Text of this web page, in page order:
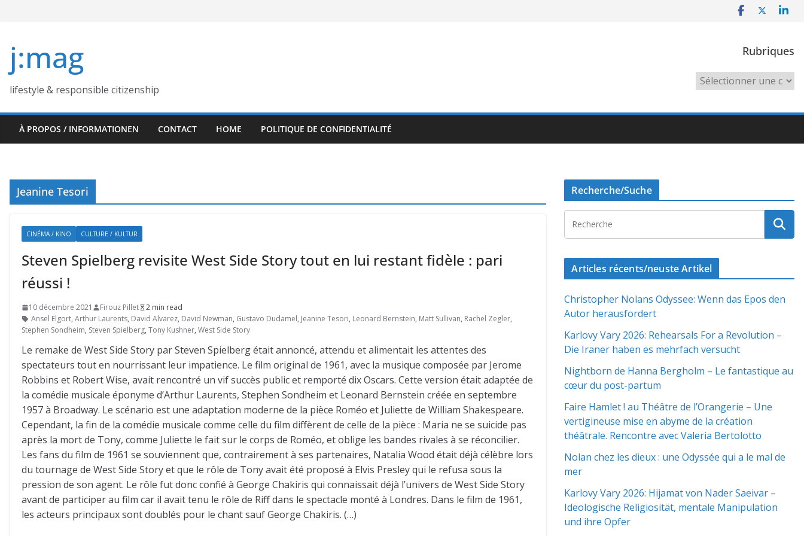
j:mag
lifestyle & responsible citizenship
Rubriques
Rubriques
À PROPOS / INFORMATIONEN CONTACT HOME POLITIQUE DE CONFIDENTIALITÉ
Jeanine Tesori
CINÉMA / KINO CULTURE / KULTUR
Steven Spielberg revisite West Side Story tout en lui restant fidèle : pari
réussi !
10 décembre 2021 Firouz Pillet
2 min read
Ansel Elgort, Arthur Laurents, David Alvarez, David Newman, Gustavo Dudamel, Jeanine Tesori, Leonard Bernstein, Matt Sullivan, Rachel Zegler,
Stephen Sondheim, Steven Spielberg, Tony Kushner, West Side Story
Le remake de West Side Story par Steven Spielberg était annoncé, attendu et alimentait les attentes des
spectateurs tout en nourrissant leur impatience. Le film original de 1961, avec la musique composée par Jerome
Robbins et Robert Wise, avait rencontré un vif succès public et remporté dix Oscars. Cette version était adaptée de
la comédie musicale éponyme d’Arthur Laurents, Stephen Sondheim et Leonard Bernstein créée en septembre
1957 à Broadway. Le scénario est une adaptation moderne de la pièce Roméo et Juliette de William Shakespeare.
Cependant, la fin de la comédie musicale comme celle du film diffèrent de celle de la pièce : Maria ne se suicide pas
après la mort de Tony, comme Juliette le fait sur le corps de Roméo, et oblige les bandes rivales à se réconcilier.
Les fans du film de 1961 se souviennent que, contrairement à ses partenaires, Natalia Wood était déjà célèbre lors
du tournage de West Side Story et que le rôle de Tony avait été proposé à Elvis Presley qui le refusa sous la
pression de son agent. Le rôle fut donc confié à George Chakiris qui connaissait déjà l’univers de West Side Story
avant de participer au film car il avait tenu le rôle de Riff dans le spectacle monté à Londres. Dans le film de 1961,
les acteurs principaux sont doublés pour le chant sauf George Chakiris. (…)
Recherche/Suche
Articles récents/neuste Artikel
Christopher Nolans Odyssee: Wenn das Epos den
Autor herausfordert
Karlovy Vary 2026: Rehearsals For a Revolution –
Die Iraner haben es mehrfach versucht
Nightborn de Hanna Bergholm – Le fantastique au
cœur du post-partum
Faire Hamlet ! au Théâtre de l’Orangerie – Une
vertigineuse mise en abyme de la création
théâtrale. Rencontre avec Valeria Bertolotto
Nolan chez les dieux : une Odyssée qui a le mal de
mer
Karlovy Vary 2026: Hijamat von Nader Saeivar​​ –
Ideologische Religiosität, mentale Manipulation
und ihre Opfer